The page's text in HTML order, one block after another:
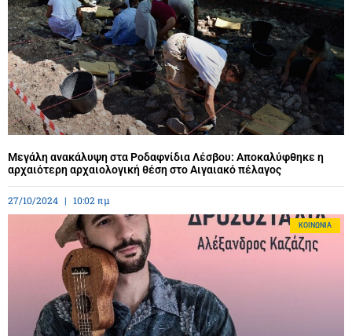
Μεγάλη ανακάλυψη στα Ροδαφνίδια Λέσβου: Αποκαλύφθηκε η
αρχαιότερη αρχαιολογική θέση στο Αιγαιακό πέλαγος
27/10/2024 10:02 πμ
ΚΟΙΝΩΝΊΑ